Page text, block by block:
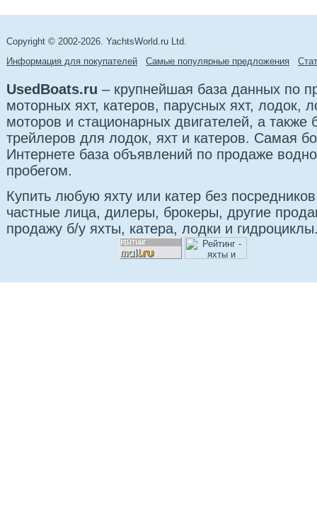
Copyright © 2002-2026. YachtsWorld.ru Ltd.
Информация для покупателей
Самые популярные предложения
UsedBoats.ru – крупнейшая база данных по
моторных яхт, катеров, парусных яхт, лодок,
моторов и стационарных двигателей, а также
трейлеров для лодок, яхт и катеров. Самая
Интернете база объявлений по продаже
пробегом.
Купить любую яхту или катер без
частные лица, дилеры, брокеры, другие
продажу б/у яхты, катера, лодки и